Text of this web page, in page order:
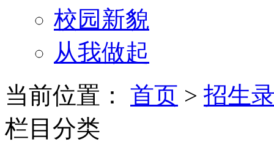
校园新貌
从我做起
当前位置： 首页 > 招生
栏目分类